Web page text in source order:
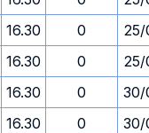
16.30 0
25/
16.30 0
25/
16.30 0
30/
16.30 0
30/